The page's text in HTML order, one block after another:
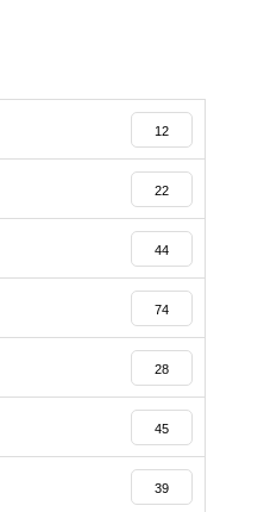
12
22
44
74
28
45
39